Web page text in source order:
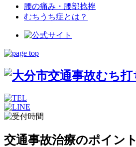
腰の痛み・腰部捻挫
むちうち症とは？
交通事故治療のポイント